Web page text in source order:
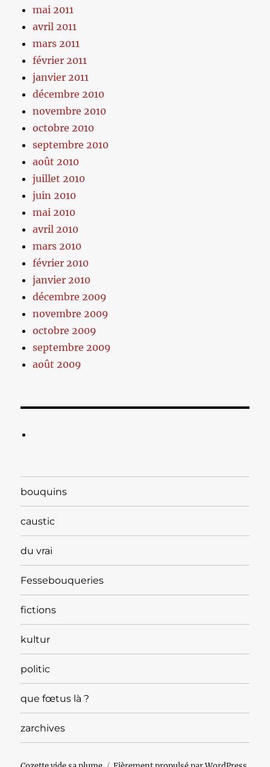
mai 2011
avril 2011
mars 2011
février 2011
janvier 2011
décembre 2010
novembre 2010
octobre 2010
septembre 2010
août 2010
juillet 2010
juin 2010
mai 2010
avril 2010
mars 2010
février 2010
janvier 2010
décembre 2009
novembre 2009
octobre 2009
septembre 2009
août 2009
bouquins
caustic
du vrai
Fessebouqueries
fictions
kultur
politic
que fœtus là ?
zarchives